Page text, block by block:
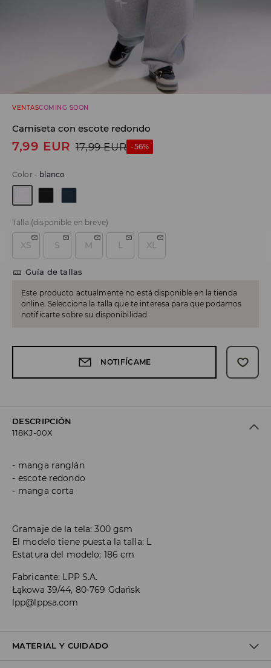
VENTASCOMING SOON
Camiseta con escote redondo
7,99 EUR 17,99 EUR -56%
Color- blanco
Talla (disponible en breve)
XS S M L XL
Guía de tallas
Este producto actualmente no está disponible en la tienda
online. Selecciona la talla que te interesa para que podamos
notificarte sobre su disponibilidad.
NOTIFÍCAME
DESCRIPCIÓN
118KJ-00X
manga ranglán
escote redondo
manga corta
Gramaje de la tela: 300 gsm
El modelo tiene puesta la talla: L
Estatura del modelo: 186 cm
Fabricante: LPP S.A.
Łąkowa 39/44, 80-769 Gdańsk
lpp@lppsa.com
MATERIAL Y CUIDADO